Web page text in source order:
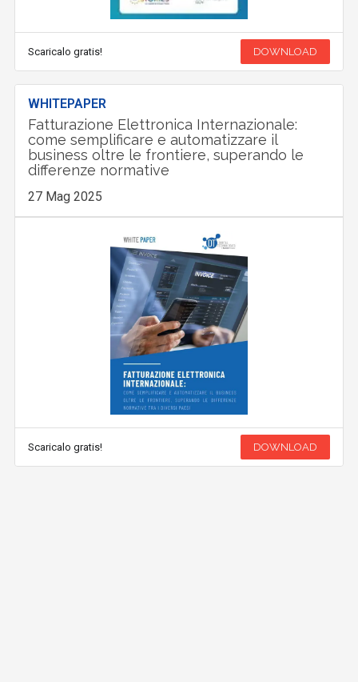
Scaricalo gratis! DOWNLOAD
WHITEPAPER
Fatturazione Elettronica Internazionale:
come semplificare e automatizzare il
business oltre le frontiere, superando le
differenze normative
27 Mag 2025
Scaricalo gratis! DOWNLOAD